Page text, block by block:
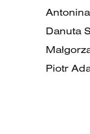
Danuta
Piotr